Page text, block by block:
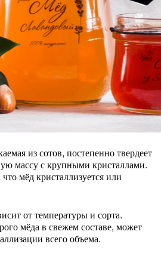
из сотов, постепенно твердеет
массу с крупными кристаллами.
мёд кристаллизуется или
от температуры и сорта.
мёда в свежем составе, может
всего объема.